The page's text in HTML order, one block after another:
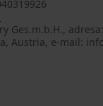
Ges.m.b.H.,
Austria, e-mail: